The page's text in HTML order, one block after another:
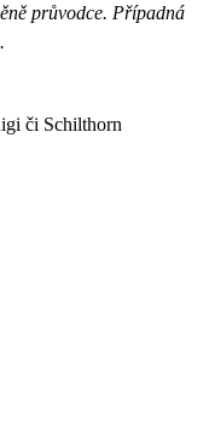
průvodce. Případná
či Schilthorn